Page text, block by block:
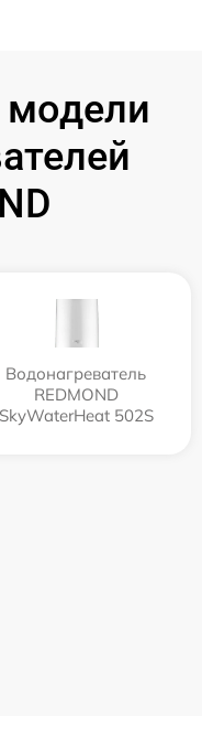
Водонагреватель
REDMOND
SkyWaterHeat 502S